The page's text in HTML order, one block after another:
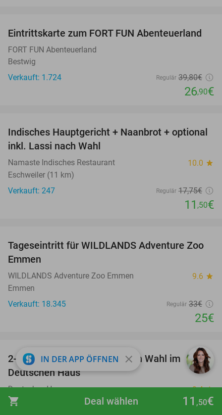
shopping_cart 11 ,50€
Deal wählen
32%
Eintrittskarte zum FORT FUN Abenteuerland
FORT FUN Abenteuerland
Bestwig
Verkauft: 1.724
Regulär 39,80€
26,90€
35%
Indisches Hauptgericht + Naanbrot + optional
inkl. Lassi nach Wahl
Namaste Indisches Restaurant 10.0 star
Eschweiler (11 km)
Verkauft: 247
Regulär 17,75€
11 ,50€
24%
Tageseintritt für WILDLANDS Adventure Zoo
Emmen
WILDLANDS Adventure Zoo Emmen 9.6 star
Emmen
Verkauft: 18.345
Regulär 33€
25€
39%
2-Gänge-Schnitzel-Menü nach Wahl im
Deutschen Haus
Deutsches Haus 9.4star
Aachen
IN DER APP ÖFFNEN close